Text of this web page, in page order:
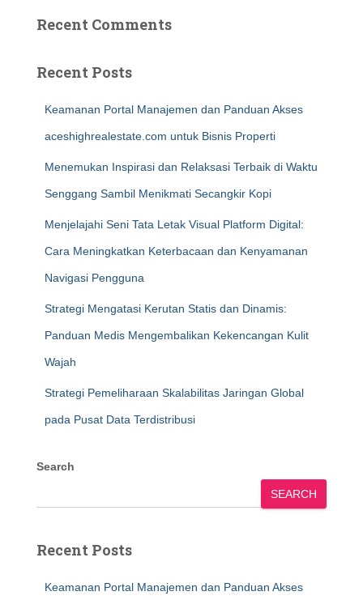
Recent Comments
Recent Posts
Keamanan Portal Manajemen dan Panduan Akses
aceshighrealestate.com untuk Bisnis Properti
Menemukan Inspirasi dan Relaksasi Terbaik di Waktu
Senggang Sambil Menikmati Secangkir Kopi
Menjelajahi Seni Tata Letak Visual Platform Digital:
Cara Meningkatkan Keterbacaan dan Kenyamanan
Navigasi Pengguna
Strategi Mengatasi Kerutan Statis dan Dinamis:
Panduan Medis Mengembalikan Kekencangan Kulit
Wajah
Strategi Pemeliharaan Skalabilitas Jaringan Global
pada Pusat Data Terdistribusi
Search
SEARCH
Recent Posts
Keamanan Portal Manajemen dan Panduan Akses